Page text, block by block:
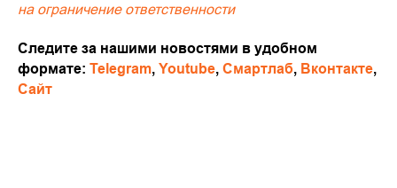
на ограничение ответственности
Следите за нашими новостями в удобном
формате: Telegram, Youtube, Смартлаб, Вконтакте,
Сайт